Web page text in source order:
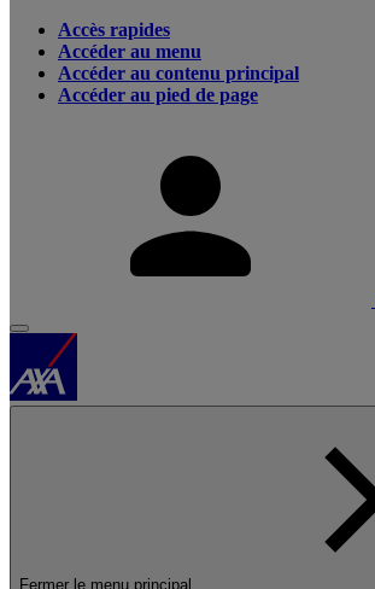
Accès rapides
Accéder au menu
Accéder au contenu principal
Accéder au pied de page
Fermer le menu principal